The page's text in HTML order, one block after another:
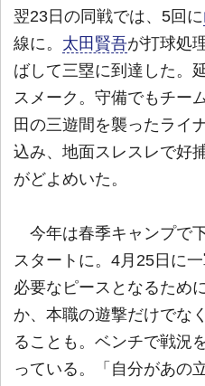
翌23日の同戦では、5回に
線に。 太田賢吾が打球処
ばして三塁に到達した。
スメーク。守備でもチー
田の三遊間を襲ったライ
込み、地面スレスレで好
がどよめいた。
今年は春季キャンプで
スタートに。4月25日に
必要なピースとなるため
か、本職の遊撃だけでな
ることも。ベンチで戦況
っている。「自分があの